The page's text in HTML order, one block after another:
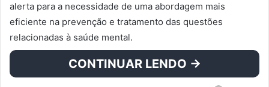
alerta para a necessidade de uma abordagem mais
eficiente na prevenção e tratamento das questões
relacionadas à saúde mental.
CONTINUAR LENDO →